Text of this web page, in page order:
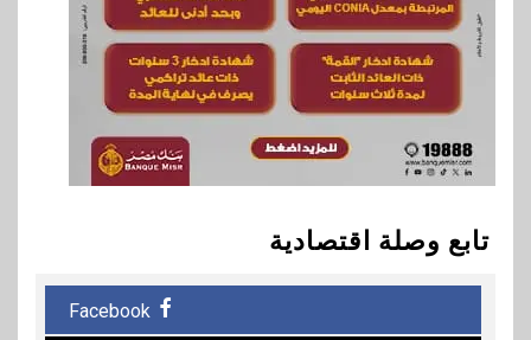
تابع وصلة اقتصادية
Facebook